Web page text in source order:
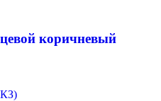
коричневый